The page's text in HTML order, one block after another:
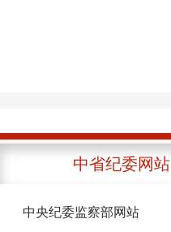
中省纪委网站
中央纪委监察部网站